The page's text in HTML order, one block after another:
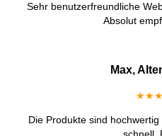
Sehr benutzerfreundliche
Absolut
Max,
Die Produkte sind